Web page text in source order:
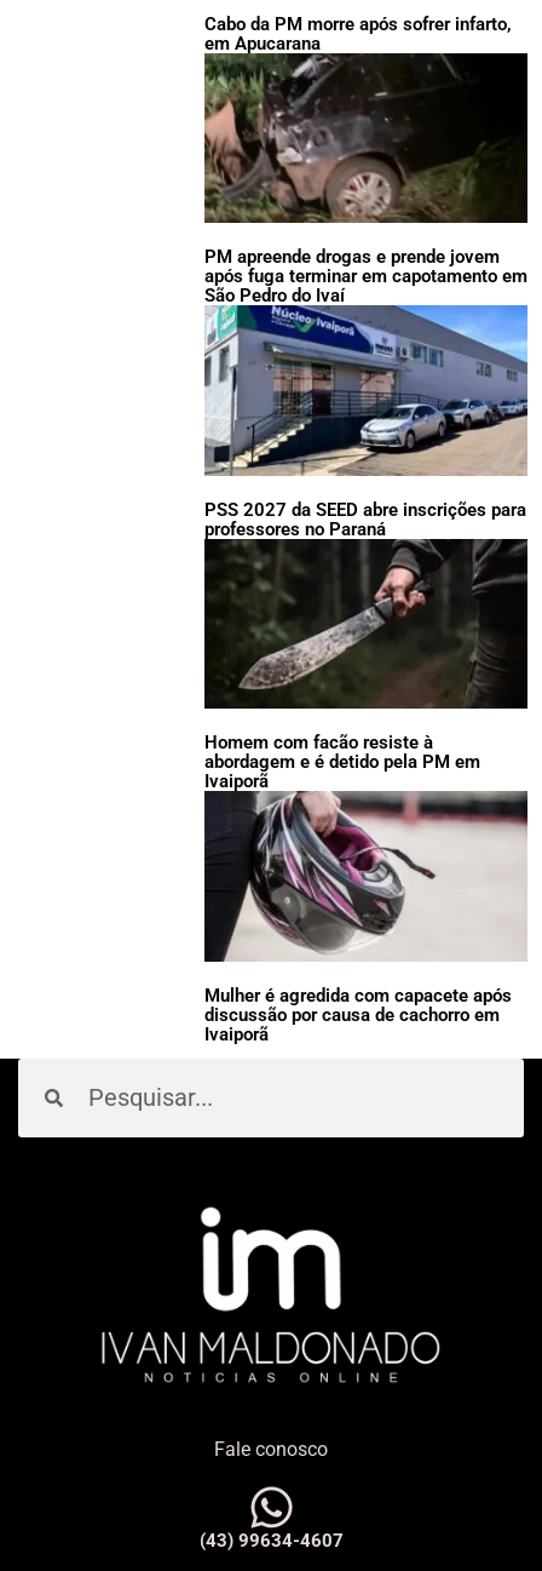
Cabo da PM morre após sofrer infarto,
em Apucarana
PM apreende drogas e prende jovem
após fuga terminar em capotamento em
São Pedro do Ivaí
PSS 2027 da SEED abre inscrições para
professores no Paraná
Homem com facão resiste à
abordagem e é detido pela PM em
Ivaiporã
Mulher é agredida com capacete após
discussão por causa de cachorro em
Ivaiporã
Fale conosco
(43) 99634-4607